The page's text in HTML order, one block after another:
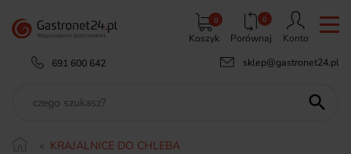
Koszyk
0 0
Porównaj
Konto
691 600 642
sklep@gastronet24.pl

KRAJALNICE DO CHLEBA